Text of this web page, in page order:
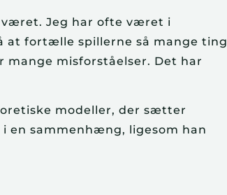
Jeg har ofte været i
at fortælle spillerne så mange ting
misforståelser. Det har
modeller, der sætter
en sammenhæng, ligesom han